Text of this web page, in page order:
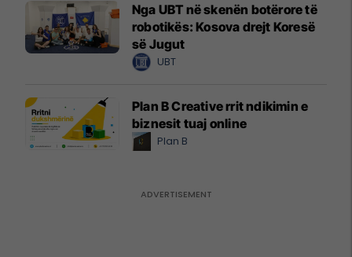
Nga UBT në skenën botërore të
robotikës: Kosova drejt Koresë
së Jugut
UBT
Plan B Creative rrit ndikimin e
biznesit tuaj online
Plan B